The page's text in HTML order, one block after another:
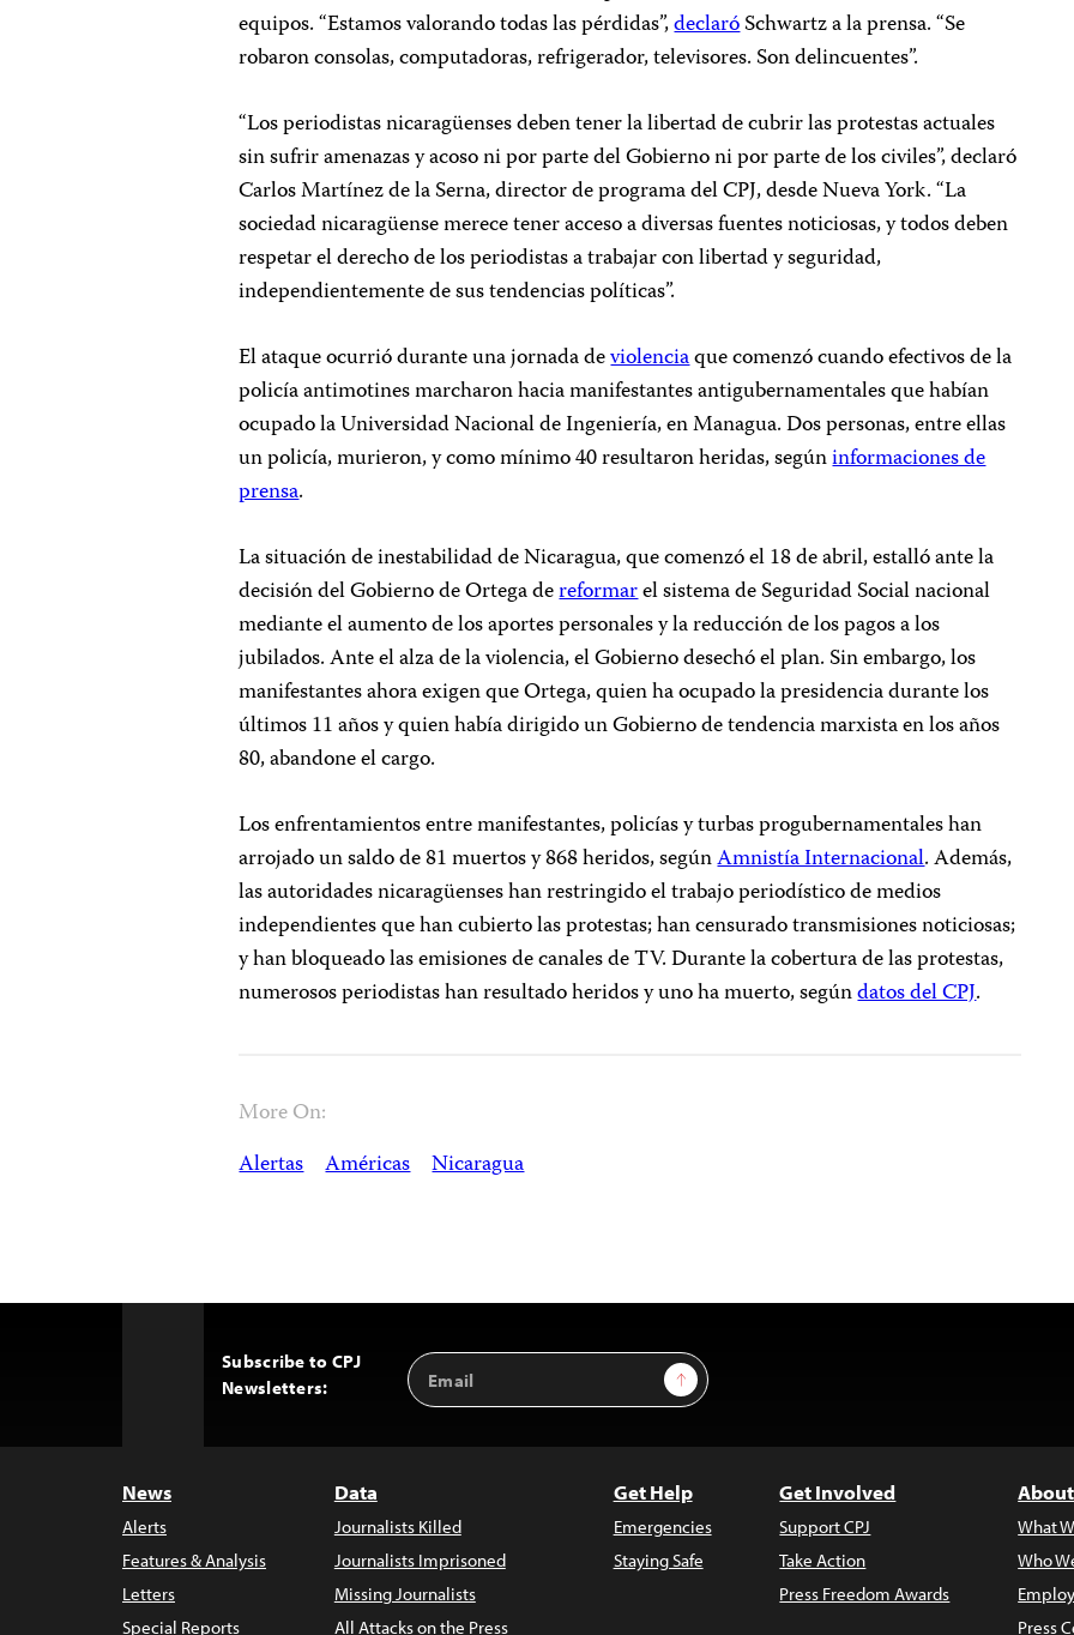
equipos. “Estamos valorando todas las pérdidas”,declaróSchwartz a la prensa. “Se
robaron consolas, computadoras, refrigerador, televisores. Son delincuentes”.
“Los periodistas nicaragüenses deben tener la libertad de cubrir las protestas actuales
sin sufrir amenazas y acoso ni por parte del Gobierno ni por parte de los civiles”, declaró
Carlos Martínez de la Serna, director de programa del CPJ, desde Nueva York. “La
sociedad nicaragüense merece tener acceso a diversas fuentes noticiosas, y todos deben
respetar el derecho de los periodistas a trabajar con libertad y seguridad,
independientemente de sus tendencias políticas”.
El ataque ocurrió durante una jornada deviolenciaque comenzó cuando efectivos de la
policía antimotines marcharon hacia manifestantes antigubernamentales que habían
ocupado la Universidad Nacional de Ingeniería, en Managua. Dos personas, entre ellas
un policía, murieron, y como mínimo 40 resultaron heridas, segúninformaciones de
prensa.
La situación de inestabilidad de Nicaragua, que comenzó el 18 de abril, estalló ante la
decisión del Gobierno de Ortega dereformarel sistema de Seguridad Social nacional
mediante el aumento de los aportes personales y la reducción de los pagos a los
jubilados. Ante el alza de la violencia, el Gobierno desechó el plan. Sin embargo, los
manifestantes ahora exigen que Ortega, quien ha ocupado la presidencia durante los
últimos 11 años y quien había dirigido un Gobierno de tendencia marxista en los años
80, abandone el cargo.
Los enfrentamientos entre manifestantes, policías y turbas progubernamentales han
arrojado un saldo de 81 muertos y 868 heridos, segúnAmnistía Internacional. Además,
las autoridades nicaragüenses han restringido el trabajo periodístico de medios
independientes que han cubierto las protestas; han censurado transmisiones noticiosas;
y han bloqueado las emisiones de canales de TV. Durante la cobertura de las protestas,
numerosos periodistas han resultado heridos y uno ha muerto, segúndatos del CPJ.
More On:
Alertas Américas Nicaragua
Subscribe to CPJ
Newsletters:
Email
Address
Sign Up
News
Alerts
Features & Analysis
Letters
Special Reports
Data
Journalists Killed
Journalists Imprisoned
Missing Journalists
All Attacks on the Press
Get Help
Emergencies
Staying Safe
Get Involved
Support CPJ
Take Action
Press Freedom Awards
What
Who
Press